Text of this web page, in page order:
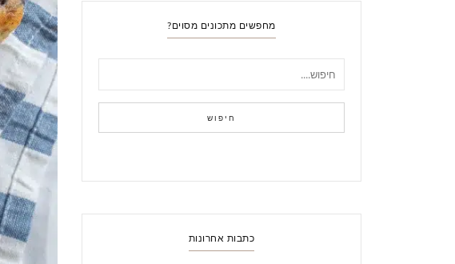
מחפשים מתכונים מסוים?
חיפוש
כתבות אחרונות